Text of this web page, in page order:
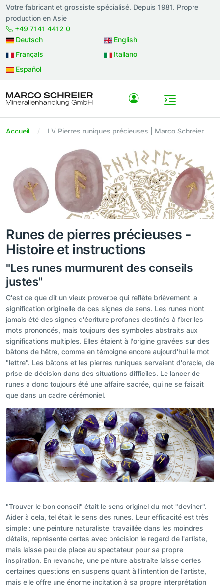
Votre fabricant et grossiste spécialisé. Depuis 1981. Propre
production en Asie
+49 7141 4412 0
Deutsch
English
Français
Italiano
Español
Accueil LV Pierres runiques précieuses | Marco Schreier
Runes de pierres précieuses -
Histoire et instructions
"Les runes murmurent des conseils
justes"
C'est ce que dit un vieux proverbe qui reflète brièvement la
signification originelle de ces signes de sens. Les runes n'ont
jamais été des signes d'écriture profanes destinés à fixer les
mots prononcés, mais toujours des symboles abstraits aux
significations multiples. Elles étaient à l'origine gravées sur des
bâtons de hêtre, comme en témoigne encore aujourd'hui le mot
"lettre". Les bâtons et les pierres runiques servaient d'oracle, de
prise de décision dans des situations difficiles. Le lancer de
runes a donc toujours été une affaire sacrée, qui ne se faisait
que dans un cadre cérémoniel.
"Trouver le bon conseil" était le sens originel du mot "deviner".
Aider à cela, tel était le sens des runes. Leur efficacité est très
simple : une peinture naturaliste, travaillée dans les moindres
détails, représente certes avec précision le regard de l'artiste,
mais laisse peu de place au spectateur pour sa propre
inspiration. En revanche, une peinture abstraite laisse certes
certaines questions en suspens quant à l'intention de l'artiste,
mais elle offre une énorme incitation à sa propre interprétation